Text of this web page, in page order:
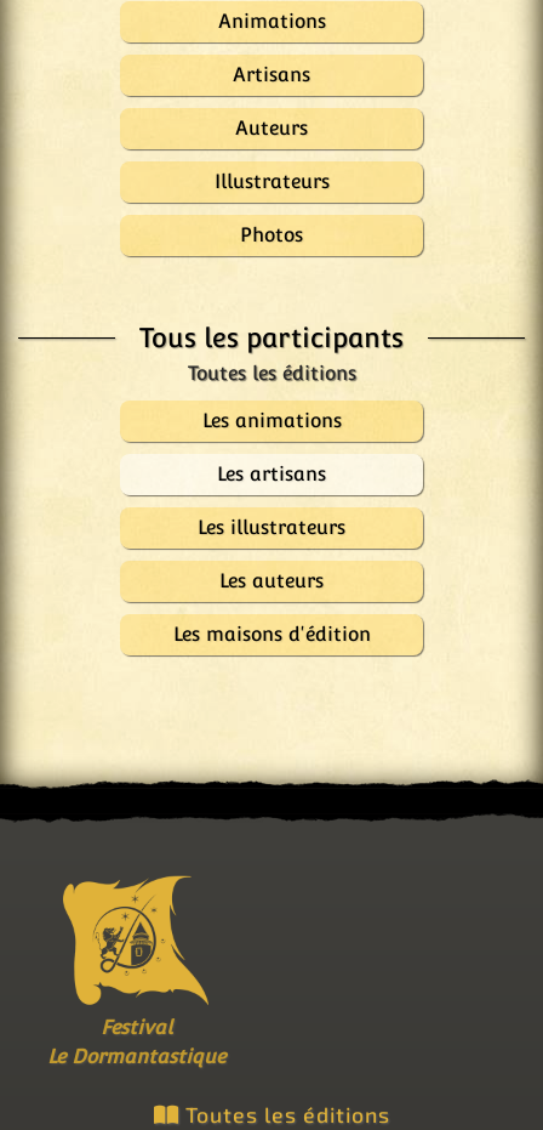
Animations
Artisans
Auteurs
Illustrateurs
Photos
Tous les participants
Les animations
Les artisans
Les illustrateurs
Les auteurs
Les maisons d'édition
Festival
Le Dormantastique
Toutes les éditions